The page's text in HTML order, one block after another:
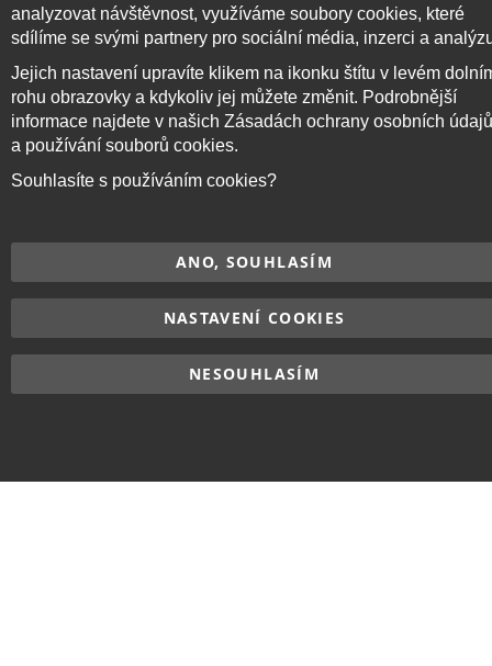
Copyright © 2017–2026BRIDGE714, Všechna práva
analyzovat návštěvnost, využíváme soubory cookies, které
sdílíme se svými partnery pro sociální média, inzerci a
Jejich nastavení upravíte klikem na ikonku štítu v levém
rohu obrazovky a kdykoliv jej můžete změnit. Podrobnější
informace najdete v našich Zásadách ochrany osobních údajů
a používání souborů cookies.
Souhlasíte s používáním cookies?
ANO, SOUHLASÍM
NASTAVENÍ COOKIES
NESOUHLASÍM